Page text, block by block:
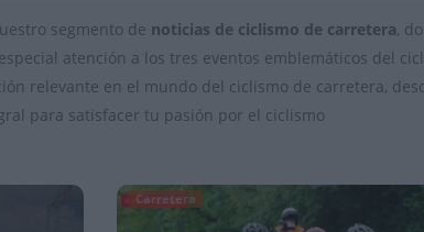
segmento de noticias de ciclismo de carretera,
atención a los tres eventos emblemáticos del
relevante en el mundo del ciclismo de carretera,
para satisfacer tu pasión por el ciclismo
Carretera